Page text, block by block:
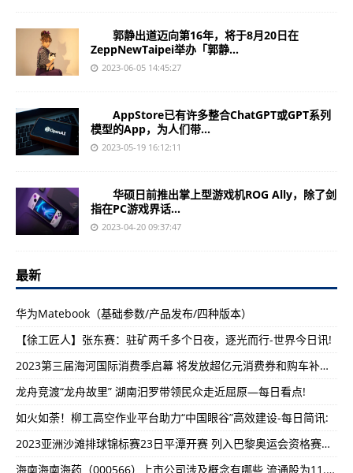
郭静出道迈向第16年，将于8月20日在
ZeppNewTaipei举办「郭静...
2023-06-05 14:45:27
AppStore已有许多整合ChatGPT或GPT系列
模型的App，为人们带...
2023-05-19 16:12:11
华硕日前推出掌上型游戏机ROG Ally，除了剑
指在PC游戏界话...
2023-04-20 09:37:47
最新
华为Matebook（基础参数/产品发布/四种版本）
【徐工匠人】张东赛：驻矿两千多个日夜，逐光而行-世界今日讯!
2023第三届海河国际消费季启幕 将发放超亿元消费券和购车补贴—全球速看
龙舟竞渡“龙舟故里” 湖南汨罗带领民众走近屈原—每日看点!
如火如荼！柳工高空作业平台助力“中国眼谷”高效建设-每日简讯:
2023亚洲沙滩排球锦标赛23日平潭开赛 列入巴黎奥运会资格赛体系—环球速读
海南海南海药（000566）上市公司涉及概念有哪些 流通股为11.65亿